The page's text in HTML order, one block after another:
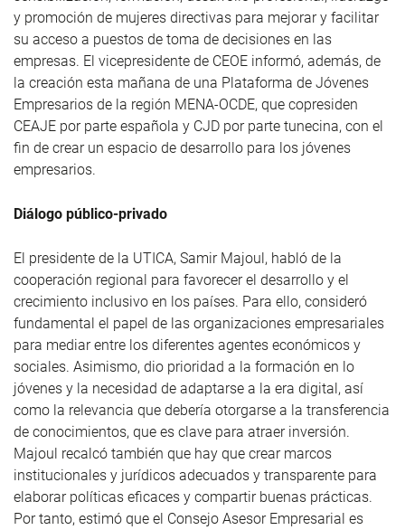
y promoción de mujeres directivas para mejorar y facilitar
su acceso a puestos de toma de decisiones en las
empresas. El vicepresidente de CEOE informó, además, de
la creación esta mañana de una Plataforma de Jóvenes
Empresarios de la región MENA-OCDE, que copresiden
CEAJE por parte española y CJD por parte tunecina, con el
fin de crear un espacio de desarrollo para los jóvenes
empresarios.
Diálogo público-privado
El presidente de la UTICA, Samir Majoul, habló de la
cooperación regional para favorecer el desarrollo y el
crecimiento inclusivo en los países. Para ello, consideró
fundamental el papel de las organizaciones empresariales
para mediar entre los diferentes agentes económicos y
sociales. Asimismo, dio prioridad a la formación en lo
jóvenes y la necesidad de adaptarse a la era digital, así
como la relevancia que debería otorgarse a la transferencia
de conocimientos, que es clave para atraer inversión.
Majoul recalcó también que hay que crear marcos
institucionales y jurídicos adecuados y transparente para
elaborar políticas eficaces y compartir buenas prácticas.
Por tanto, estimó que el Consejo Asesor Empresarial es